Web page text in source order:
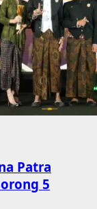
Patra
5